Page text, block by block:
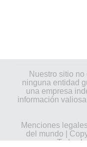
Nuestro sitio
ninguna entidad
una empresa
información
Menciones
del mundo |
Todos